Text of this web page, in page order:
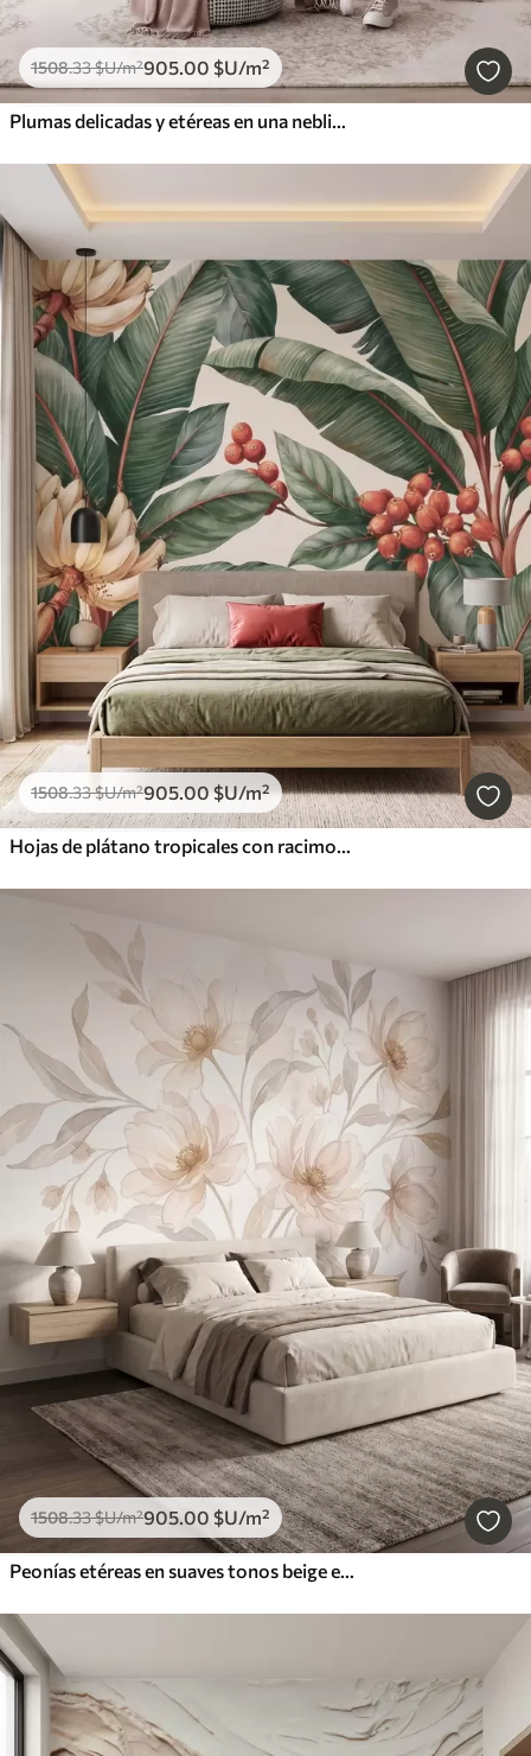
1508.33$U/m²905.00 $U/m²
Plumas delicadas y etéreas en una neblina de color rosa melocotón con destellos
1508.33$U/m²905.00$U/m²
Hojas de plátano tropicales con racimos de bayas de café rojas, estilo acuarela
1508.33$U/m²905.00 $U/m²
Peonías etéreas en suaves tonos beige empolvado